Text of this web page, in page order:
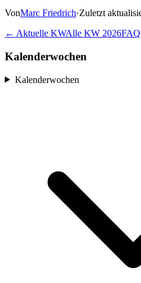
VonMarc Friedrich·Zuletzt
← Aktuelle KWAlle KW 2026
Kalenderwochen
Kalenderwochen